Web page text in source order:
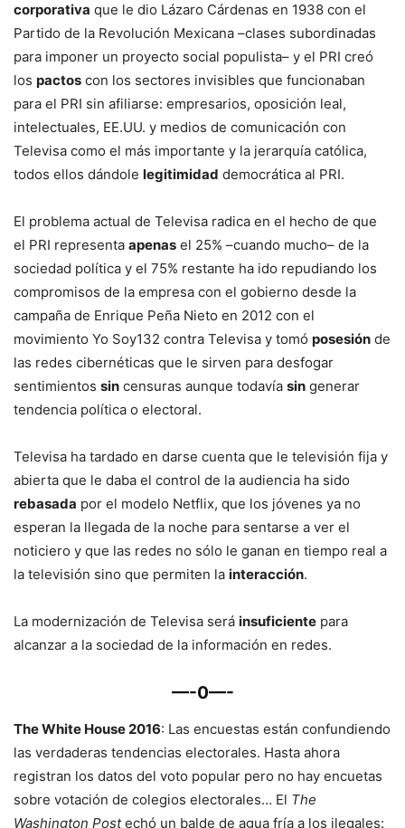
corporativa que le dio Lázaro Cárdenas en 1938 con el
Partido de la Revolución Mexicana –clases subordinadas
para imponer un proyecto social populista– y el PRI creó
los pactos con los sectores invisibles que funcionaban
para el PRI sin afiliarse: empresarios, oposición leal,
intelectuales, EE.UU. y medios de comunicación con
Televisa como el más importante y la jerarquía católica,
todos ellos dándole legitimidad democrática al PRI.
El problema actual de Televisa radica en el hecho de que
el PRI representa apenas el 25% –cuando mucho– de la
sociedad política y el 75% restante ha ido repudiando los
compromisos de la empresa con el gobierno desde la
campaña de Enrique Peña Nieto en 2012 con el
movimiento Yo Soy132 contra Televisa y tomó posesión de
las redes cibernéticas que le sirven para desfogar
sentimientos sin censuras aunque todavía sin generar
tendencia política o electoral.
Televisa ha tardado en darse cuenta que le televisión fija y
abierta que le daba el control de la audiencia ha sido
rebasada por el modelo Netflix, que los jóvenes ya no
esperan la llegada de la noche para sentarse a ver el
noticiero y que las redes no sólo le ganan en tiempo real a
la televisión sino que permiten la interacción.
La modernización de Televisa será insuficiente para
alcanzar a la sociedad de la información en redes.
—-0—-
The White House 2016: Las encuestas están confundiendo
las verdaderas tendencias electorales. Hasta ahora
registran los datos del voto popular pero no hay encuetas
sobre votación de colegios electorales… El The
Washington Postechó un balde de agua fría a los ilegales: